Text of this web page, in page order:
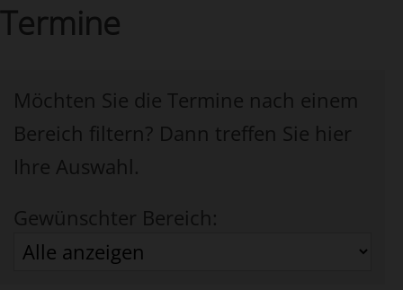
Termine
Möchten Sie die Termine nach einem
Bereich filtern? Dann treffen Sie hier
Ihre Auswahl.
Gewünschter Bereich: